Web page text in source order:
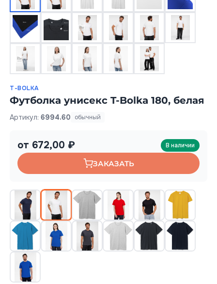
T-BOLKA
Футболка унисекс T-Bolka 180, белая
Артикул: 6994.60 обычный
от 672,00 ₽ В наличии
ЗАКАЗАТЬ